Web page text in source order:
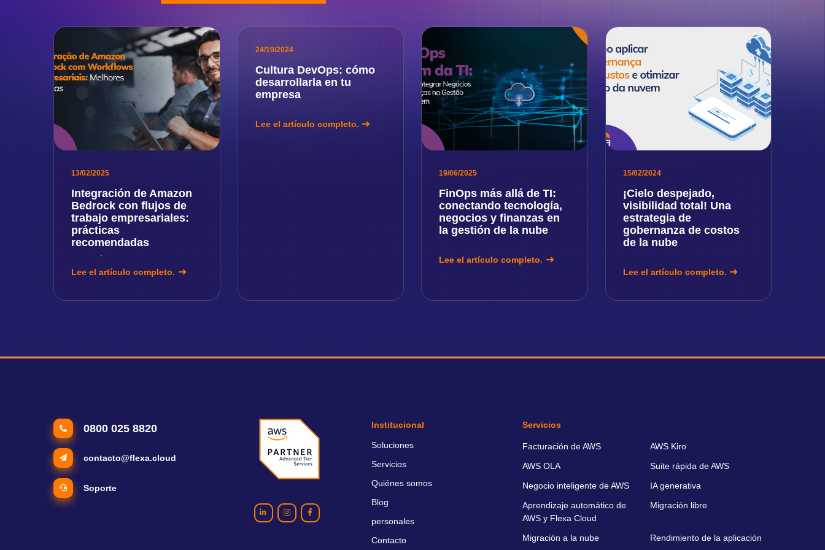
13/02/2025
Integración de Amazon
Bedrock con flujos de
trabajo empresariales:
prácticas
recomendadas
Lee el artículo completo.
24/10/2024
Cultura DevOps: cómo
desarrollarla en tu
empresa
Lee el artículo completo.
19/06/2025
FinOps más allá de TI:
conectando tecnología,
negocios y finanzas en
la gestión de la nube
Lee el artículo completo.
15/02/2024
¡Cielo despejado,
visibilidad total! Una
estrategia de
gobernanza de costos
de la nube
Lee el artículo completo.
0800 025 8820
contacto@flexa.cloud
Soporte
Institucional
Soluciones
Servicios
Quiénes somos
Blog
personales
Contacto
Servicios
Facturación de AWS AWS Kiro
AWS OLA Suite rápida de AWS
Negocio inteligente de AWS IA generativa
Aprendizaje automático de
AWS y Flexa Cloud
Migración libre
Migración a la nube Rendimiento de la aplicación